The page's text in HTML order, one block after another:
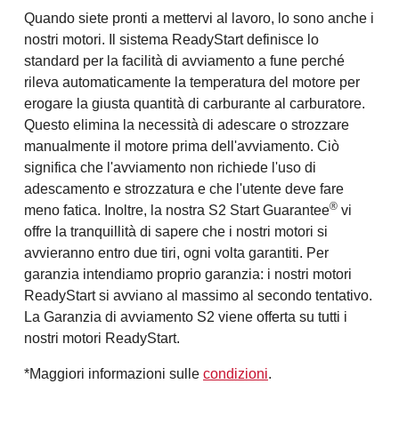
Quando siete pronti a mettervi al lavoro, lo sono anche i
nostri motori. Il sistema ReadyStart definisce lo
standard per la facilità di avviamento a fune perché
rileva automaticamente la temperatura del motore per
erogare la giusta quantità di carburante al carburatore.
Questo elimina la necessità di adescare o strozzare
manualmente il motore prima dell'avviamento. Ciò
significa che l'avviamento non richiede l'uso di
adescamento e strozzatura e che l'utente deve fare
meno fatica. Inoltre, la nostra S2 Start Guarantee® vi
offre la tranquillità di sapere che i nostri motori si
avvieranno entro due tiri, ogni volta garantiti. Per
garanzia intendiamo proprio garanzia: i nostri motori
ReadyStart si avviano al massimo al secondo tentativo.
La Garanzia di avviamento S2 viene offerta su tutti i
nostri motori ReadyStart.
*Maggiori informazioni sulle condizioni.